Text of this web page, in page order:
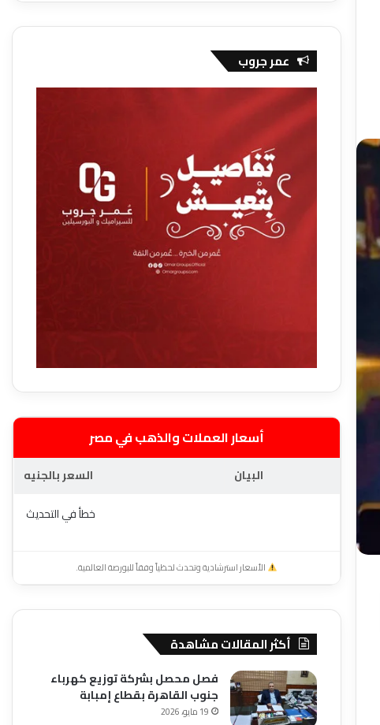
عمر جروب
أسعار العملات والذهب في مصر
البيان
السعر بالجنيه
خطأ في التحديث
الأسعار استرشادية وتحدث لحظياً وفقاً للبورصة العالمية.
أكثر المقالات مشاهدة
فصل محصل بشركة توزيع كهرباء
جنوب القاهرة بقطاع إمبابة
19 مايو، 2026